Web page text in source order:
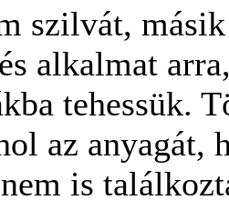
szilvát,
alkalmat
tehessük.
az
is